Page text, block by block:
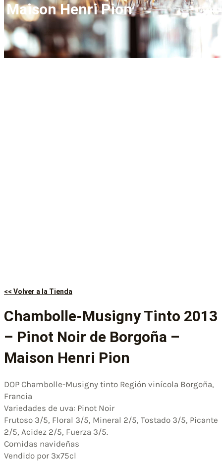
Maison Henri Pion
<< Volver a la Tienda
Chambolle-Musigny Tinto 2013
– Pinot Noir de Borgoña –
Maison Henri Pion
DOP Chambolle-Musigny tinto Región vinícola Borgoña,
Francia
Variedades de uva: Pinot Noir
Frutoso 3/5, Floral 3/5, Mineral 2/5, Tostado 3/5, Picante
2/5, Acidez 2/5, Fuerza 3/5.
Comidas navideñas
Vendido por 3x75cl